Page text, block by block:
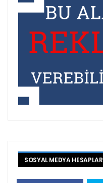
SOSYAL MEDYA